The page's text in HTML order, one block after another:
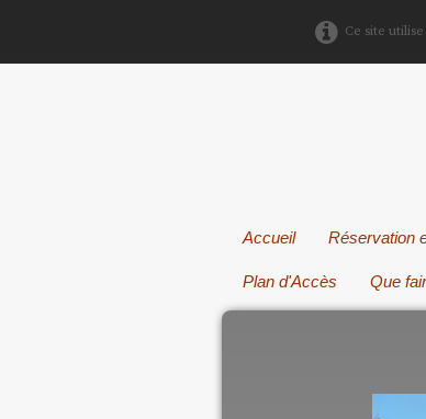
Ce site
Accueil Réservation
Plan d'Accès Que